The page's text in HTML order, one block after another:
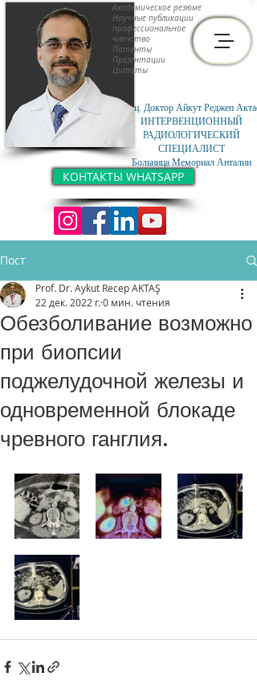
Доц. Доктор Айкут Реджеп Актас
ИНТЕРВЕНЦИОННЫЙ
РАДИОЛОГИЧЕСКИЙ
СПЕЦИАЛИСТ
Больница Мемориал Анталии
КОНТАКТЫ WHATSAPP
Академическое резюме
Научные публикации
профессиональное
членство
Патенты
Презентации
Цитаты
Пост
Обезболивание возможно
при биопсии
поджелудочной железы и
одновременной блокаде
чревного ганглия.
Prof. Dr. Aykut Recep AKTAŞ
22 дек. 2022 г.0 мин. чтения